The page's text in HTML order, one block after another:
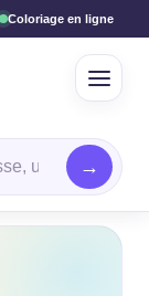
Coloriage en ligne